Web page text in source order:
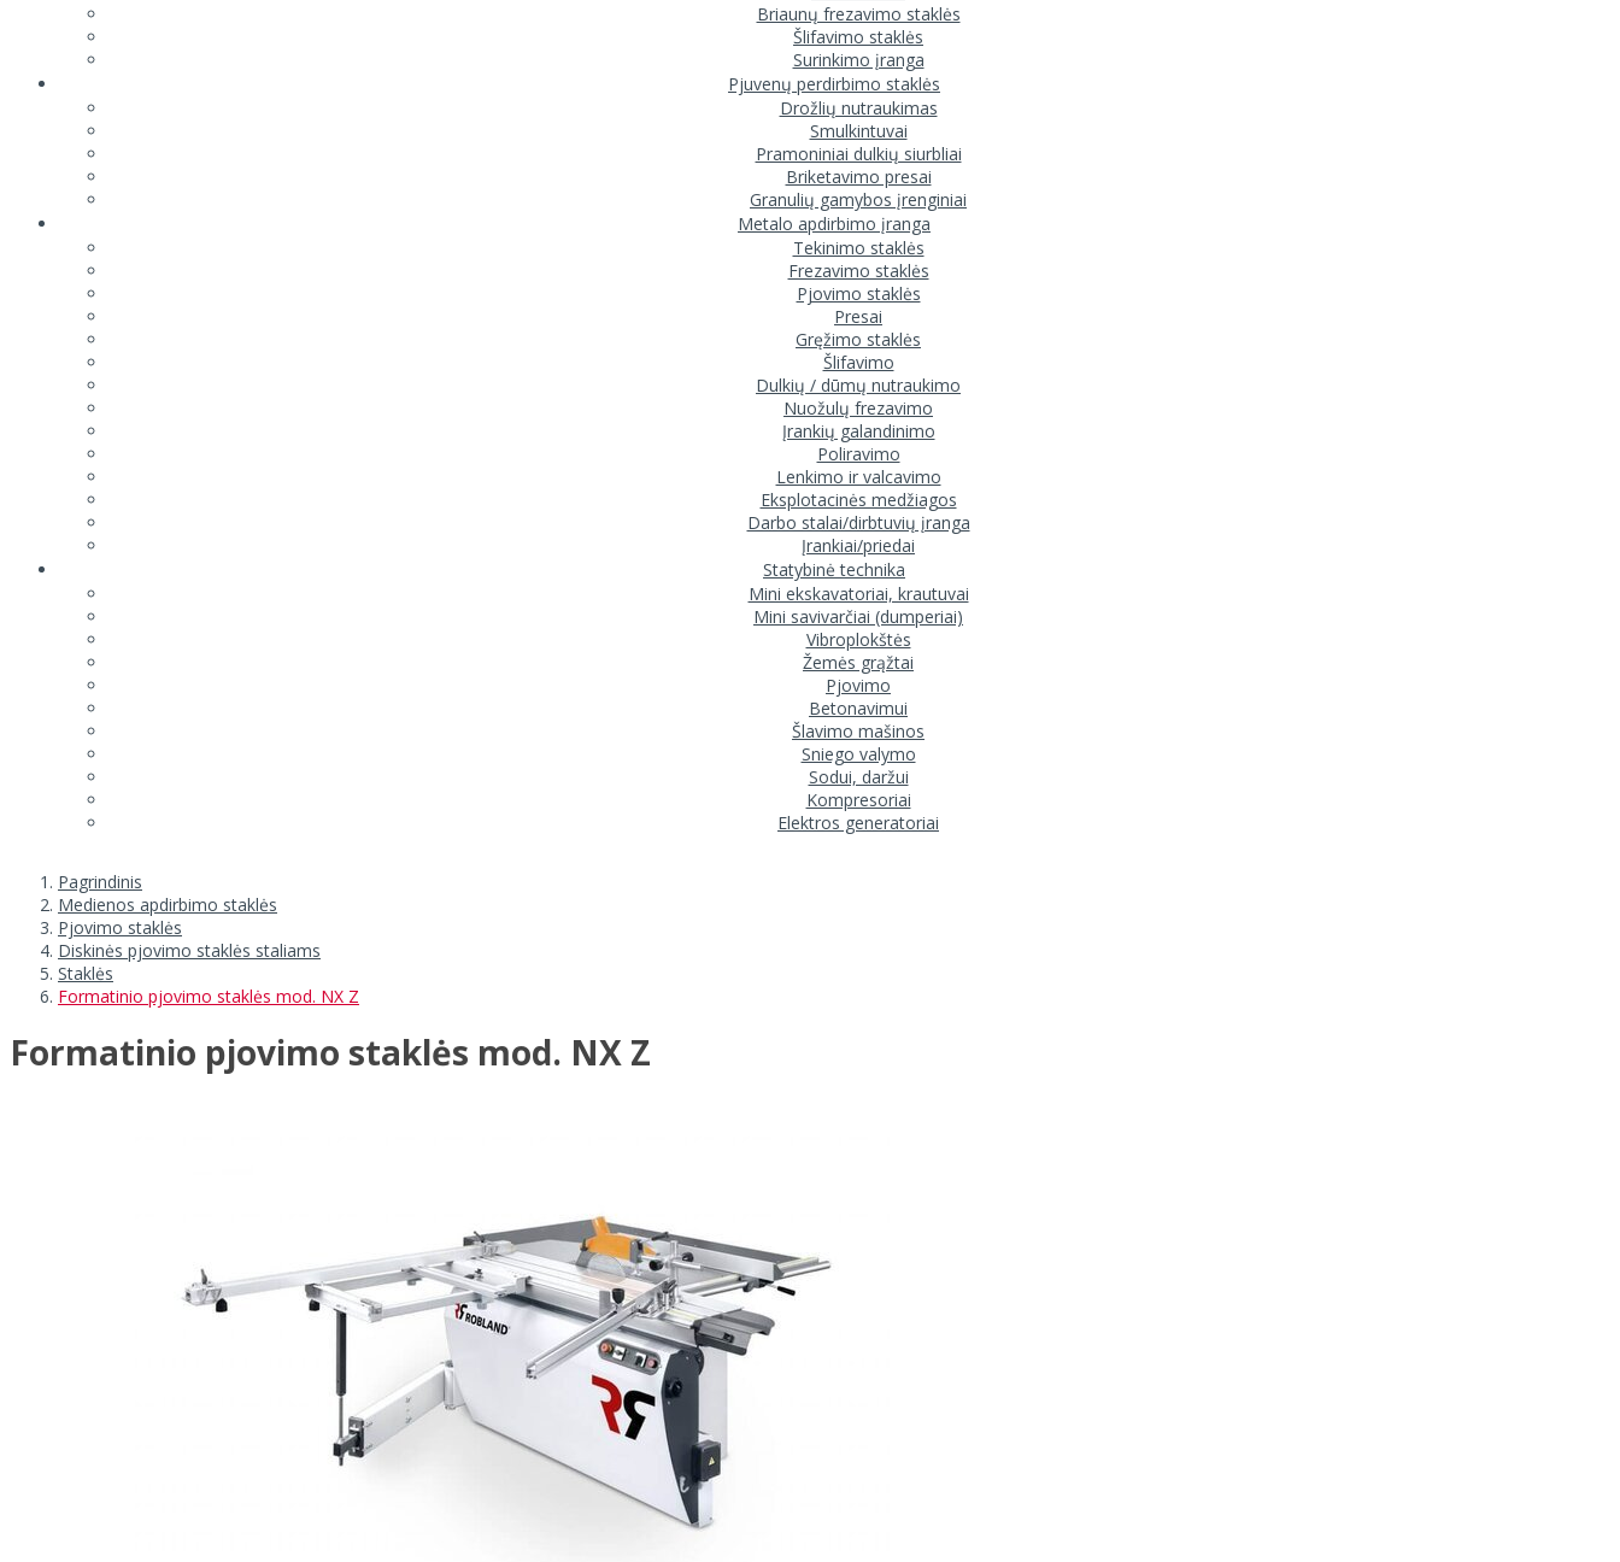
Briaunų frezavimo staklės
Šlifavimo staklės
Surinkimo įranga
Pjuvenų perdirbimo staklės
Drožlių nutraukimas
Smulkintuvai
Pramoniniai dulkių siurbliai
Briketavimo presai
Granulių gamybos įrenginiai
Metalo apdirbimo įranga
Tekinimo staklės
Frezavimo staklės
Pjovimo staklės
Presai
Gręžimo staklės
Šlifavimo
Dulkių / dūmų nutraukimo
Nuožulų frezavimo
Įrankių galandinimo
Poliravimo
Lenkimo ir valcavimo
Eksplotacinės medžiagos
Darbo stalai/dirbtuvių įranga
Įrankiai/priedai
Statybinė technika
Mini ekskavatoriai, krautuvai
Mini savivarčiai (dumperiai)
Vibroplokštės
Žemės grąžtai
Pjovimo
Betonavimui
Šlavimo mašinos
Sniego valymo
Sodui, daržui
Kompresoriai
Elektros generatoriai
Pagrindinis
Medienos apdirbimo staklės
Pjovimo staklės
Diskinės pjovimo staklės staliams
Staklės
Formatinio pjovimo staklės mod. NX Z
Formatinio pjovimo staklės mod. NX Z